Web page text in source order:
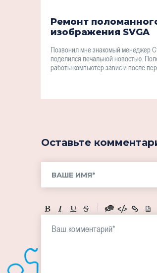
Ремонт
изображения SVGA
Позвонил мне знакомый менеджер
поделился печальной новостью.
работы компьютер завис и после
Оставьте
-
-
-